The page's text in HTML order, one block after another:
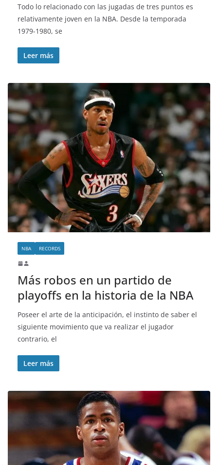
Todo lo relacionado con las jugadas de tres puntos es
relativamente joven en la NBA. Desde la temporada
1979-1980, se
Leer más
NBA RECORDS
Más robos en un partido de
playoffs en la historia de la NBA
Poseer el arte de la anticipación, el instinto de saber el
siguiente movimiento que va realizar el jugador
contrario, el
Leer más